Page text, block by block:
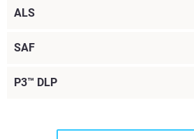
ALS
SAF
P3™ DLP